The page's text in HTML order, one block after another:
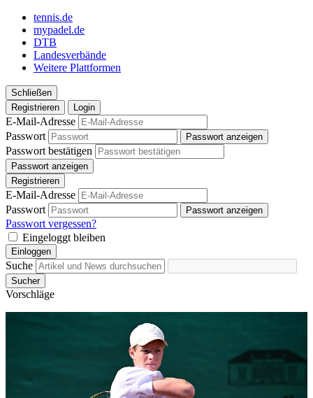
tennis.de
mypadel.de
DTB
Landesverbände
Weitere Plattformen
Schließen
Registrieren
Login
E-Mail-Adresse
Passwort
Passwort anzeigen
Passwort bestätigen
Passwort anzeigen
Registrieren
E-Mail-Adresse
Passwort
Passwort anzeigen
Passwort vergessen?
Eingeloggt bleiben
Einloggen
Suche
Sucher
Vorschläge